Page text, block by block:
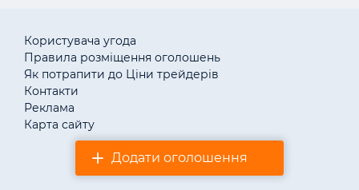
Додати оголошення
Користувача угода
Правила розміщення оголошень
Як потрапити до Ціни трейдерів
Контакти
Реклама
Карта сайту
© «АгротендерTM» 2011–2026